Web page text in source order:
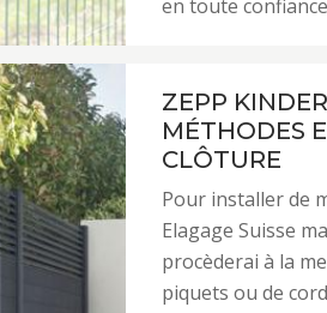
en toute
ZEPP
MÉTHODES
CLÔTURE
Pour installer de
Elagage Suisse
procèderai à la
piquets ou de